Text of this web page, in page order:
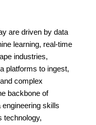
are driven by data
learning, real-time
industries,
platforms to ingest,
complex
backbone of
skills
technology,